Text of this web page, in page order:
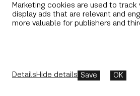
Marketing cookies are used to
display ads that are relevant and
more valuable for publishers and
DetailsHide details Save OK